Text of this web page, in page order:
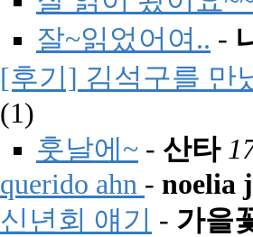
잘~읽었어여.. -
[후기] 김석구를 만
(1)
훗날에~ - 산타
querido ahn - noelia
신년회 얘기
- 가을